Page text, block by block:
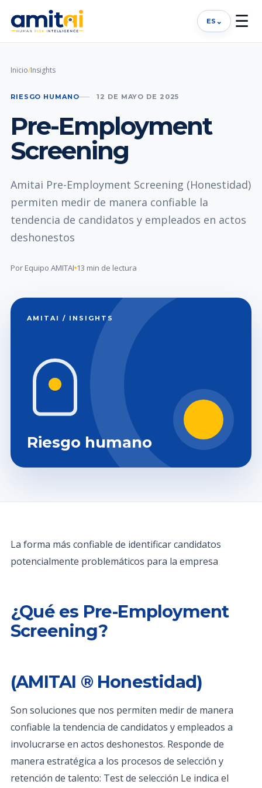
ES ⌄ ☰
Inicio/Insights
RIESGO HUMANO 12 DE MAYO DE 2025
Pre-Employment
Screening
Amitai Pre-Employment Screening (Honestidad)
permiten medir de manera confiable la
tendencia de candidatos y empleados en actos
deshonestos
Por Equipo AMITAI 13 min de lectura
AMITAI / INSIGHTS
Riesgo humano
La forma más confiable de identificar candidatos
potencialmente problemáticos para la empresa
¿Qué es Pre-Employment
Screening?
(AMITAI ® Honestidad)
Son soluciones que nos permiten medir de manera
confiable la tendencia de candidatos y empleados a
involucrarse en actos deshonestos. Responde de
manera estratégica a los procesos de selección y
retención de talento: Test de selección Le indica el